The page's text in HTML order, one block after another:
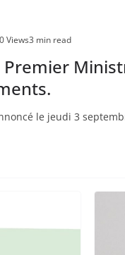
Views3 min read
le jeudi 3